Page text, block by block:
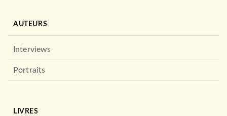
AUTEURS
Interviews
Portraits
LIVRES